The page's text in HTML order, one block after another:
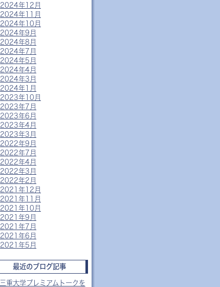
2024年12月
2024年11月
2024年10月
2024年9月
2024年8月
2024年7月
2024年5月
2024年4月
2024年3月
2024年1月
2023年10月
2023年7月
2023年6月
2023年4月
2023年3月
2022年9月
2022年7月
2022年4月
2022年3月
2022年2月
2021年12月
2021年11月
2021年10月
2021年9月
2021年7月
2021年6月
2021年5月
最近のブログ記事
三重大学プレミアムトークを